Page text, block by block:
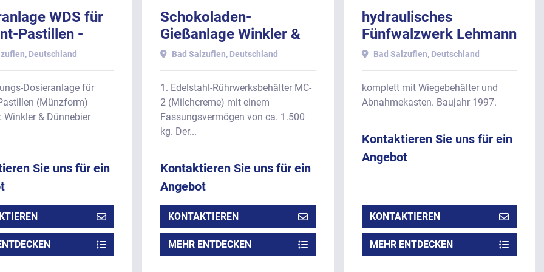
WDS für
Pastillen -
aus:
Deutschland
Dosieranlage für
(Münzform)
Winkler & Dünnebier
Sie uns für ein
Schokoladen-
Gießanlage Winkler &
Dünnebier - mit One-
Shot + Triple-Shot-
Funktion, bestehend
aus
Bad Salzuflen, Deutschland
1. Edelstahl-Rührwerksbehälter MC-
2 (Milchcreme) mit einem
Fassungsvermögen von ca. 1.500
kg. Der...
Kontaktieren Sie uns für ein
Angebot
KONTAKTIEREN
MEHR ENTDECKEN
hydraulisches
Fünfwalzwerk Lehmann
- Type WF 20, 2000
mm Walzenbreite.
Bad Salzuflen, Deutschland
komplett mit Wiegebehälter und
Abnahmekasten. Baujahr 1997.
Kontaktieren Sie uns für ein
Angebot
KONTAKTIEREN
MEHR ENTDECKEN